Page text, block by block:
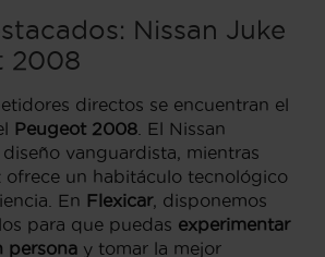
Nissan Juke
2008
directos se encuentran el
Peugeot 2008 . El Nissan
vanguardista, mientras
ofrece un habitáculo tecnológico
En Flexicar, disponemos
para que puedas experimentar
persona y tomar la mejor